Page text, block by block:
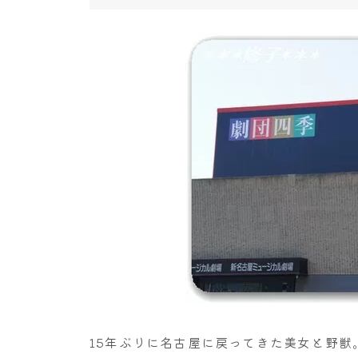
15年ぶりに名古屋に戻ってきた美女と野獣